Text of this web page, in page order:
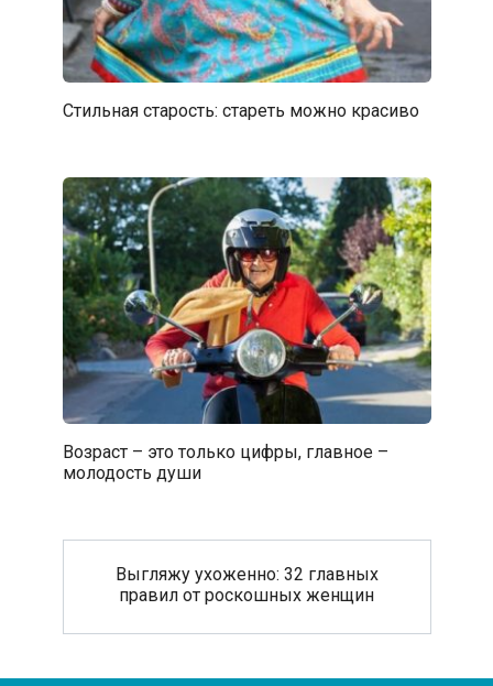
Стильная старость: стареть можно красиво
Возраст – это только цифры, главное –
молодость души
Выгляжу ухоженно: 32 главных
правил от роскошных женщин